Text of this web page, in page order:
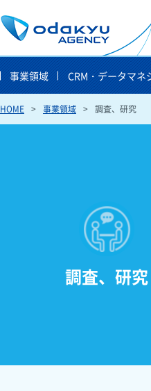
事業領域 CRM・データマネ
HOME 事業領域 調査、研究
調査、研究